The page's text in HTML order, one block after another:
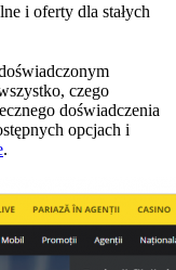
i oferty dla stałych
czego
doświadczenia
opcjach i
.